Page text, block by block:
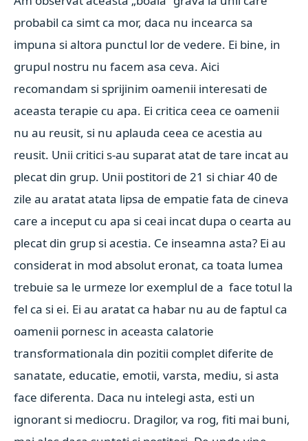
probabil ca simt ca mor, daca nu incearca sa
impuna si altora punctul lor de vedere. Ei bine, in
grupul nostru nu facem asa ceva. Aici
recomandam si sprijinim oamenii interesati de
aceasta terapie cu apa. Ei critica ceea ce oamenii
nu au reusit, si nu aplauda ceea ce acestia au
reusit. Unii critici s-au suparat atat de tare incat au
plecat din grup. Unii postitori de 21 si chiar 40 de
zile au aratat atata lipsa de empatie fata de cineva
care a inceput cu apa si ceai incat dupa o cearta au
plecat din grup si acestia. Ce inseamna asta? Ei au
considerat in mod absolut eronat, ca toata lumea
trebuie sa le urmeze lor exemplul de a face totul la
fel ca si ei. Ei au aratat ca habar nu au de faptul ca
oamenii pornesc in aceasta calatorie
transformationala din pozitii complet diferite de
sanatate, educatie, emotii, varsta, mediu, si asta
face diferenta. Daca nu intelegi asta, esti un
ignorant si mediocru. Dragilor, va rog, fiti mai buni,